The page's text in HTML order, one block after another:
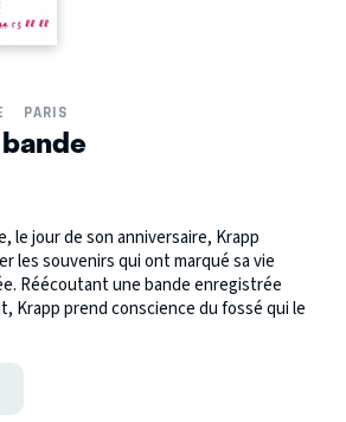
PARIS
le jour de son anniversaire, Krapp
les souvenirs qui ont marqué sa vie
Réécoutant une bande enregistrée
Krapp prend conscience du fossé qui le